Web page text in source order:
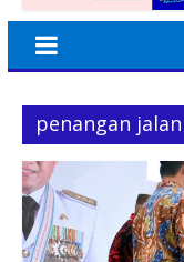
penangan jalan